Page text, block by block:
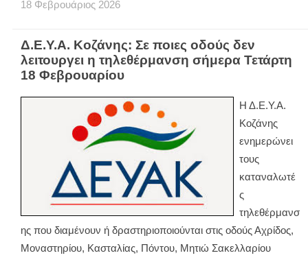
18 Φεβρουάριος 2026
Δ.Ε.Υ.Α. Κοζάνης: Σε ποιες οδούς δεν
λειτουργει η τηλεθέρμανση σήμερα Τετάρτη
18 Φεβρουαρίου
Η Δ.Ε.Υ.Α.
Κοζάνης
ενημερώνει
τους
καταναλωτέ
ς
τηλεθέρμανσ
ης που διαμένουν ή δραστηριοποιούνται στις οδούς Αχρίδος,
Μοναστηρίου, Κασταλίας, Πόντου, Μητιώ Σακελλαρίου